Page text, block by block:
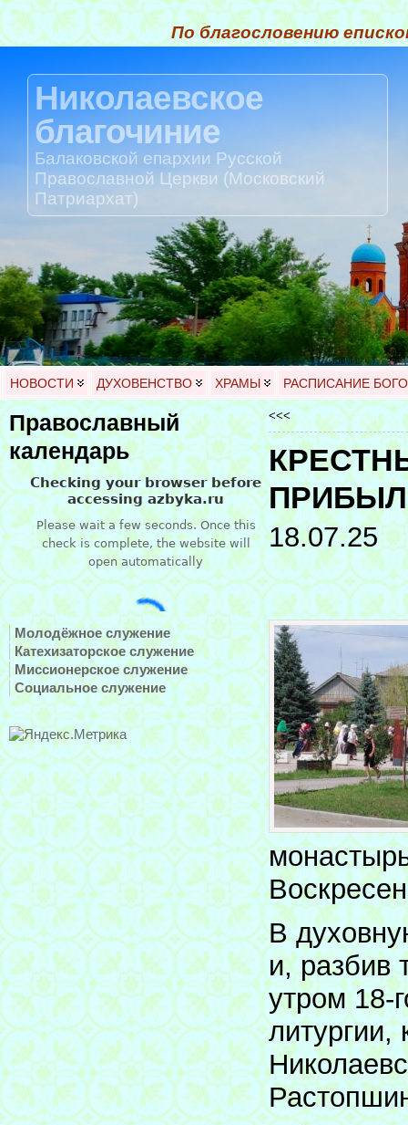
По благословению
Николаевское
благочиние
Балаковской епархии Русской
Православной Церкви (Московский
Патриархат)
НОВОСТИ ДУХОВЕНСТВО ХРАМЫ РАСПИСАНИЕ
Православный
календарь
Молодёжное служение
Катехизаторское служение
Миссионерское служение
Социальное служение
<<<
ПРИБЫЛ
18.07.25
В
и, разбив
утром 18-
литургии,